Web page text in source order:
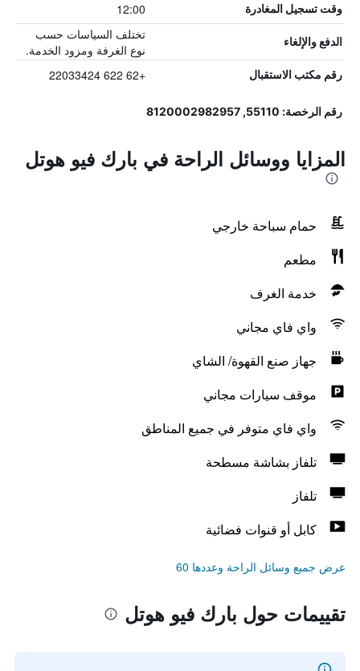
وقت تسجيل المغادرة 12:00
الدفع والإلغاء
تختلف السياسات حسب
نوع الغرفة ومزود الخدمة.
رقم مكتب الاستقبال +62 622 22033424
رقم الرخصة: 55110, 8120002982957
المزايا ووسائل الراحة في بارك فيو هوتل
حمام سباحة خارجي
مطعم
خدمة الغرف
واي فاي مجاني
جهاز صنع القهوة/ الشاي
موقف سيارات مجاني
واي فاي متوفر في جميع المناطق
تلفاز بشاشة مسطحة
تلفاز
كابل أو قنوات فضائية
عرض جميع وسائل الراحة وعددها 60
تقييمات حول بارك فيو هوتل